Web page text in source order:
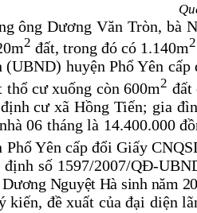
ông Dương Văn Tròn, bà
2 đất, trong đó có 1.140m2
(UBND) huyện Phổ Yên
thổ cư xuống còn 600m2 đất
cư xã Hồng Tiến; gia
06 tháng là 14.400.000
Yên cấp đổi Giấy
số 1597/2007/QĐ-
Nguyệt Hà sinh năm
kiến, đề xuất của đại diện